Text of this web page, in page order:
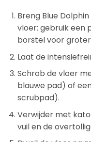
Breng Blue
vloer: gebruik een
borstel voor
Laat de
Schrob de vloer
blauwe pad) of
scrubpad).
Verwijder met
vuil en de